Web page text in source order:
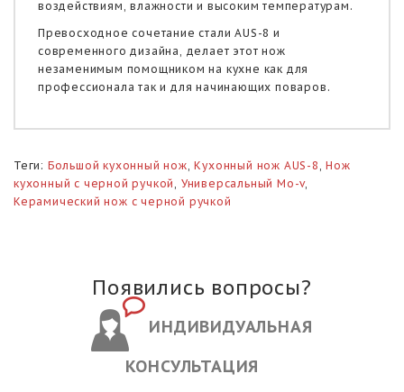
воздействиям, влажности и высоким температурам.
Превосходное сочетание стали AUS-8 и
современного дизайна, делает этот нож
незаменимым помощником на кухне как для
профессионала так и для начинающих поваров.
Теги: Большой кухонный нож ,Кухонный нож AUS-8 ,Нож
кухонный с черной ручкой
Универсальный Mo-v,
Керамический нож с черной ручкой
Появились вопросы?
ИНДИВИДУАЛЬНАЯ
КОНСУЛЬТАЦИЯ